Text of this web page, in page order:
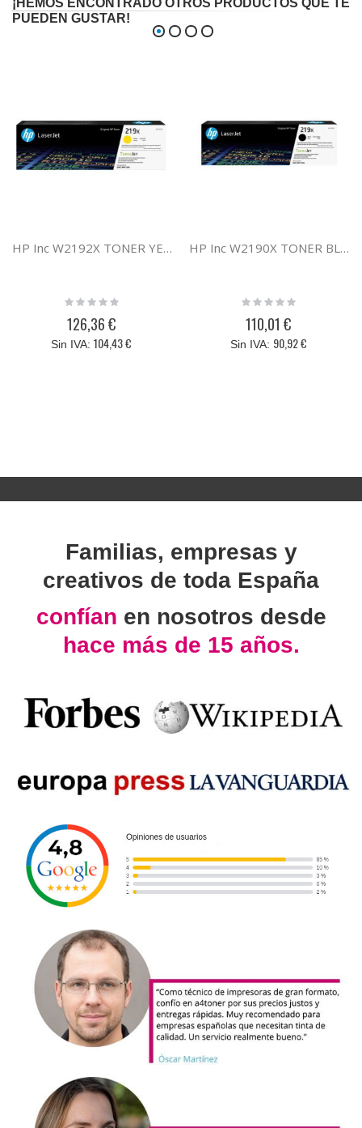
¡HEMOS ENCONTRADO OTROS PRODUCTOS QUE TE
PUEDEN GUSTAR!
HP Inc W2192X TONER YELLOW HP 219A HIGH Y
Rating:
126,36 €
104,43 €
HP Inc W2190X TONER BLACK HP 219A HIGH Y
Rating:
110,01 €
90,92 €
Familias, empresas y
creativos de toda España
confían en nosotros desde
hace más de 15 años.